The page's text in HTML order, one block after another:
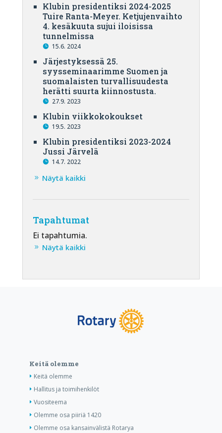
Klubin presidentiksi 2024-2025
Tuire Ranta-Meyer. Ketjujenvaihto
4. kesäkuuta sujui iloisissa
tunnelmissa
15.6. 2024
Järjestyksessä 25.
syysseminaarimme Suomen ja
suomalaisten turvallisuudesta
herätti suurta kiinnostusta.
27.9. 2023
Klubin viikkokokoukset
19.5. 2023
Klubin presidentiksi 2023-2024
Jussi Järvelä
14.7. 2022
Näytä kaikki
Tapahtumat
Ei tapahtumia.
Näytä kaikki
Keitä olemme
Keitä olemme
Hallitus ja toimihenkilöt
Vuositeema
Olemme osa piiriä 1420
Olemme osa kansainvälistä Rotarya